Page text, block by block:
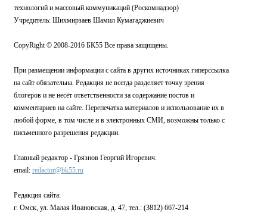
технологий и массовый коммуникаций (Роскомнадзор)
Учредитель: Шихмирзаев Шамил Кумагаджиевич
CopyRight © 2008-2016 БК55 Все права защищены.
При размещении информации с сайта в других источниках гиперссылка
на сайт обязательна. Редакция не всегда разделяет точку зрения
блогеров и не несёт ответственности за содержание постов и
комментариев на сайте. Перепечатка материалов и использование их в
любой форме, в том числе и в электронных СМИ, возможны только с
письменного разрешения редакции.
Главный редактор - Грязнов Георгий Игоревич.
email: redactor@bk55.ru
Редакция сайта:
г. Омск, ул. Малая Ивановская, д. 47, тел.: (3812) 667-214